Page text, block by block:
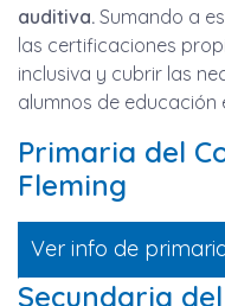
auditiva. Sumando a
las certificaciones
inclusiva y cubrir las
alumnos de educación
Primaria del
Fleming
Ver info de
Secundaria